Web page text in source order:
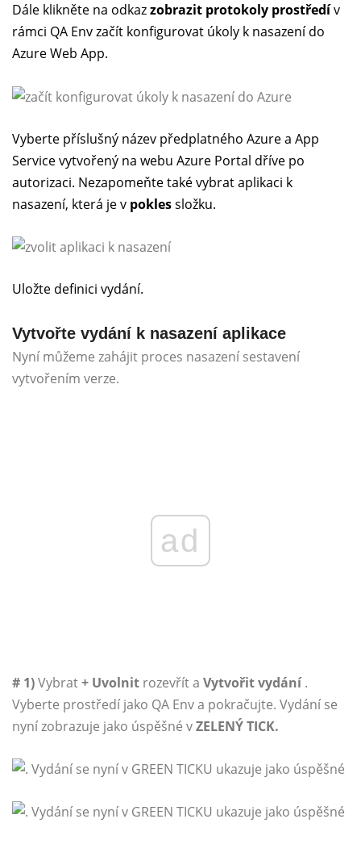
Dále klikněte na odkazzobrazit protokoly prostředív
rámci QA Env začít konfigurovat úkoly k nasazení do
Azure Web App.
Vyberte příslušný název předplatného Azure a App
Service vytvořený na webu Azure Portal dříve po
autorizaci. Nezapomeňte také vybrat aplikaci k
nasazení, která je v poklessložku.
Uložte definici vydání.
Vytvořte vydání k nasazení aplikace
Nyní můžeme zahájit proces nasazení sestavení
vytvořením verze.
ad
# 1)Vybrat+ Uvolnit rozevřít a Vytvořit vydání.
Vyberte prostředí jako QA Env a pokračujte. Vydání se
nyní zobrazuje jako úspěšné vZELENÝ TICK.